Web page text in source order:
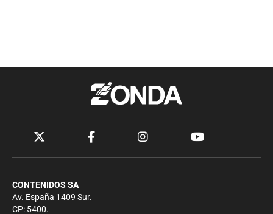
CONTENIDOS SA
Av. España 1409 Sur.
CP: 5400.